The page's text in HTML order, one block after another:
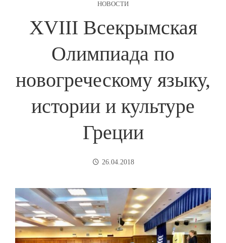
НОВОСТИ
ХVІІІ Всекрымская
Олимпиада по
новогреческому языку,
истории и культуре
Греции
26.04.2018